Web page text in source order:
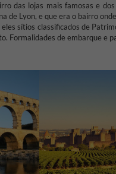
das lojas mais famosas e
de Lyon, e que era o bairro
sítios classificados de
Formalidades de embarque e